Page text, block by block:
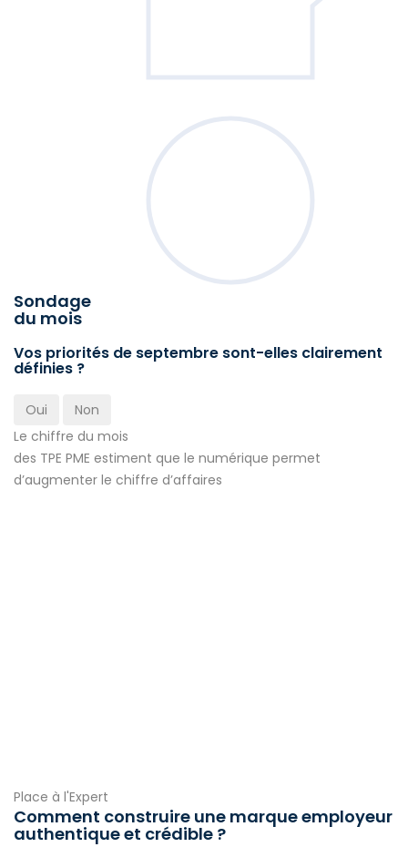
Sondage
du mois
Vos priorités de septembre sont-elles clairement
définies ?
Oui
Non
Le chiffre du mois
des TPE PME estiment que le numérique permet
d’augmenter le chiffre d’affaires
Place à l'Expert
Comment construire une marque employeur
authentique et crédible ?